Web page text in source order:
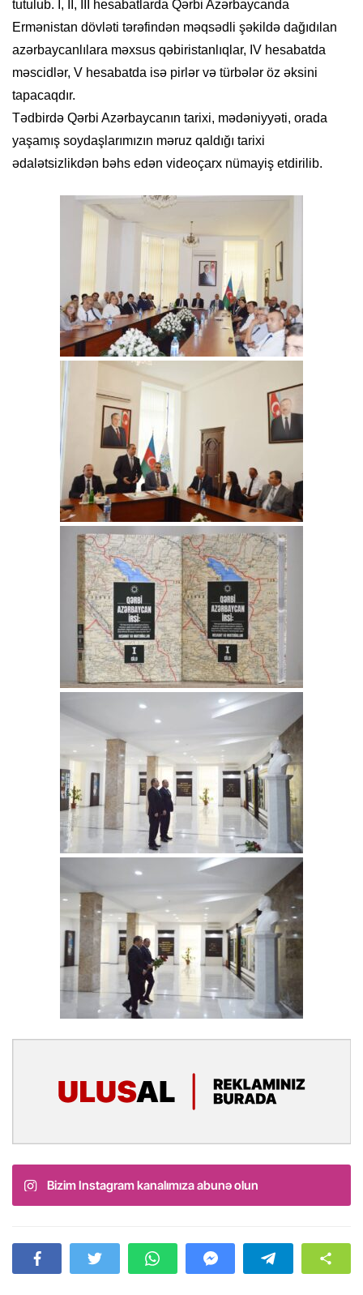
tutulub. I, II, III hesabatlarda Qərbi Azərbaycanda
Ermənistan dövləti tərəfindən məqsədli şəkildə dağıdılan
azərbaycanlılara məxsus qəbiristanlıqlar, IV hesabatda
məscidlər, V hesabatda isə pirlər və türbələr öz əksini
tapacaqdır.
Tədbirdə Qərbi Azərbaycanın tarixi, mədəniyyəti, orada
yaşamış soydaşlarımızın məruz qaldığı tarixi
ədalətsizlikdən bəhs edən videoçarx nümayiş etdirilib.
Bizim Instagram kanalımıza abunə olun